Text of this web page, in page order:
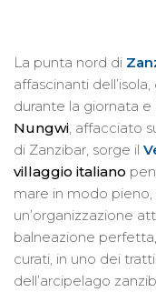
La punta nord di
affascinanti
durante la giornata e
Nungwi , affacciato
di Zanzibar, sorge il
villaggio italiano
mare in modo
un’organizzazione
balneazione
curati, in uno dei
dell’arcipelago